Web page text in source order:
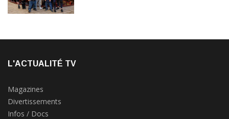
L'ACTUALITÉ TV
Magazines
Divertissements
Infos / Docs